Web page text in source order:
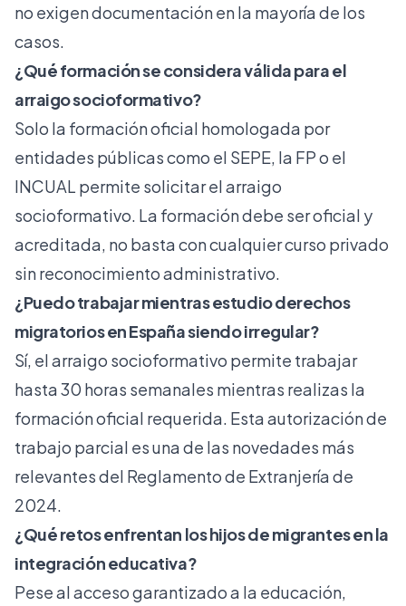
no exigen documentación en la mayoría de los
casos.
¿Qué formación se considera válida para el
arraigo socioformativo?
Solo la formación oficial homologada por
entidades públicas como el SEPE, la FP o el
INCUAL permite solicitar el arraigo
socioformativo. La formación debe ser oficial y
acreditada, no basta con cualquier curso privado
sin reconocimiento administrativo.
¿Puedo trabajar mientras estudio derechos
migratorios en España siendo irregular?
Sí, el arraigo socioformativo permite trabajar
hasta 30 horas semanales mientras realizas la
formación oficial requerida. Esta autorización de
trabajo parcial es una de las novedades más
relevantes del Reglamento de Extranjería de
2024.
¿Qué retos enfrentan los hijos de migrantes en la
integración educativa?
Pese al acceso garantizado a la educación,